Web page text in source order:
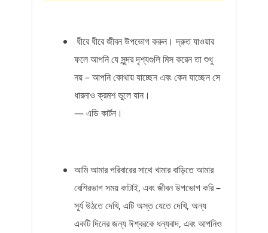
ধীরে ধীরে জীবন উপভোগ করুন। দ্রুত যাওয়ার
ফলে আপনি যে সুন্দর দৃশ্যগুলি মিস করেন তা শুধু
নয় – আপনি কোথায় যাচ্ছেন এবং কেন যাচ্ছেন সে
ধারনাও ক্রমশ ভুলে যান।
— এডি কার্টন।
আমি আমার পরিবারের সাথে খামার বাড়িতে আমার
বেশিরভাগ সময় কাটাই, এবং জীবন উপভোগ করি –
সূর্য উঠতে দেখি, এটি অস্ত যেতে দেখি, অন্য
একটি দিনের জন্য ঈশ্বরকে ধন্যবাদ, এবং আপনিও